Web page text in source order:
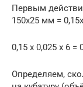
Первым
150х25 мм =
0,15 х 0,025 х 6 =
Определяем,